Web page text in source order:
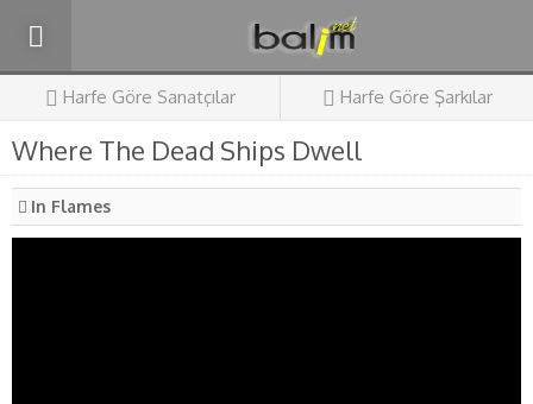
Harfe Göre Sanatçılar Harfe Göre Şarkılar
Where The Dead Ships Dwell
In Flames